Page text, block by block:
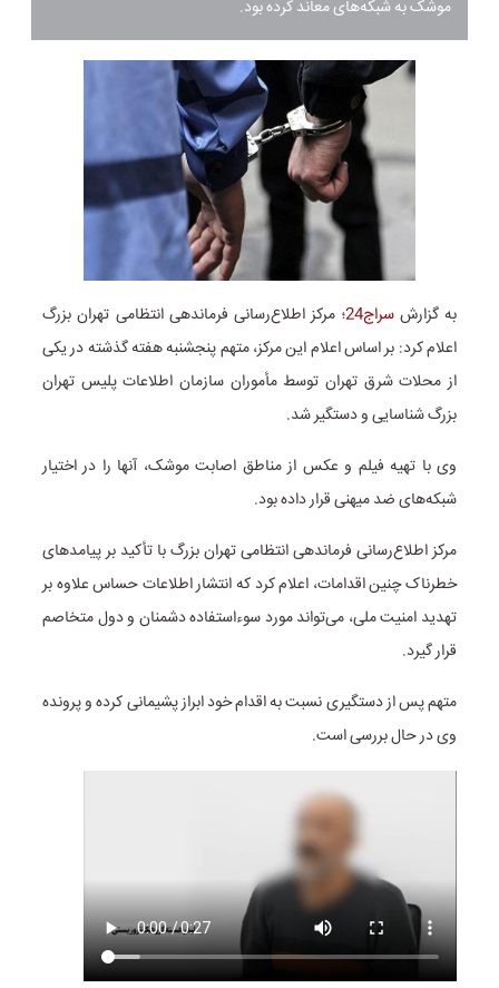
موشک به شبکه‌های معاند کرده بود.
به گزارشسراج24
؛ مرکز اطلاع‌رسانی فرماندهی انتظامی تهران بزرگ
اعلام کرد: بر اساس اعلام این مرکز، متهم پنجشنبه هفته گذشته در یکی
از محلات شرق تهران توسط مأموران سازمان اطلاعات پلیس تهران
بزرگ شناسایی و دستگیر شد.
وی با تهیه فیلم و عکس از مناطق اصابت موشک، آنها را در اختیار
شبکه‌های ضد میهنی قرار داده بود.
مرکز اطلاع‌رسانی فرماندهی انتظامی تهران بزرگ با تأکید بر پیامدهای
خطرناک چنین اقدامات، اعلام کرد که انتشار اطلاعات حساس علاوه بر
تهدید امنیت ملی، می‌تواند مورد سوءاستفاده دشمنان و دول متخاصم
قرار گیرد.
متهم پس از دستگیری نسبت به اقدام خود ابراز پشیمانی کرده و پرونده
وی در حال بررسی است.